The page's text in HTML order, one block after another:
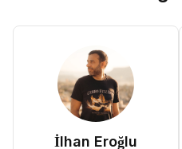
İlhan Eroğlu